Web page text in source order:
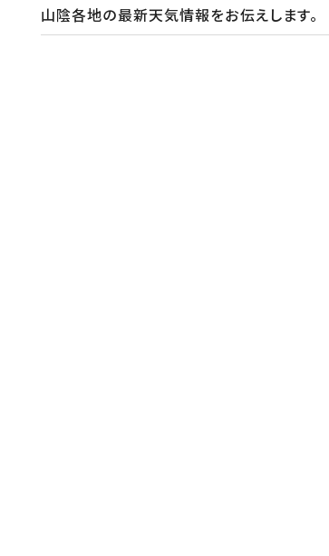
山陰各地の最新天気情報をお伝えします。